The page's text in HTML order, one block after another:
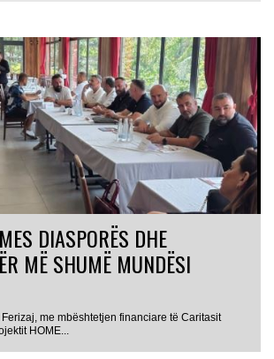
DIASPORËS DHE
MË SHUMË MUNDËSI
me mbështetjen financiare të Caritasit
HOME...